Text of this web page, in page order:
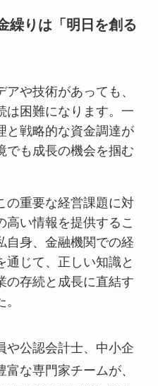
繰りは「明日を創る
や技術があっても、
は困難になります。一
と戦略的な資金調達が
でも成長の機会を掴む
の重要な経営課題に対
高い情報を提供するこ
自身、金融機関での経
通じて、正しい知識と
の存続と成長に直結す
や公認会計士、中小企
な専門家チームが、